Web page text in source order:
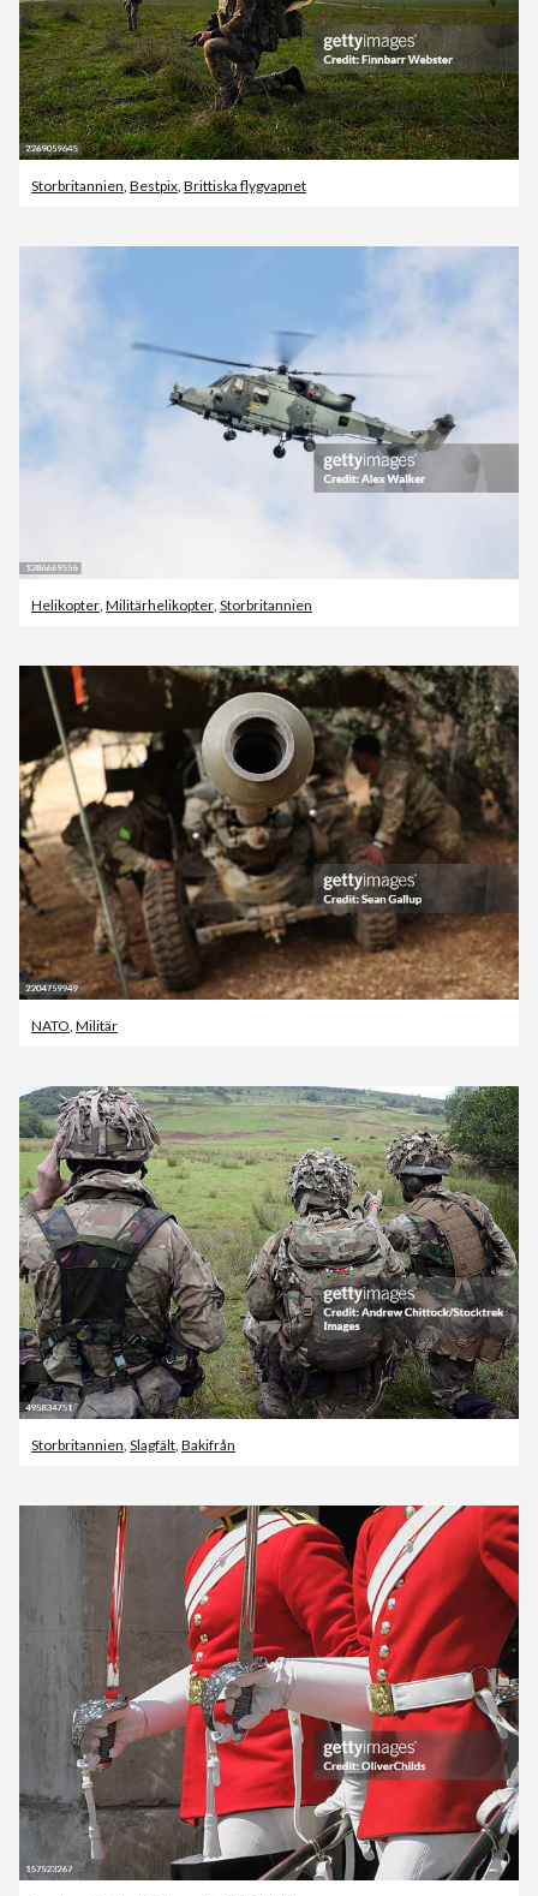
Storbritannien, Bestpix, Brittiska flygvapnet
Helikopter, Militärhelikopter, Storbritannien
NATO Militär
Storbritannien, Slagfält, Bakifrån